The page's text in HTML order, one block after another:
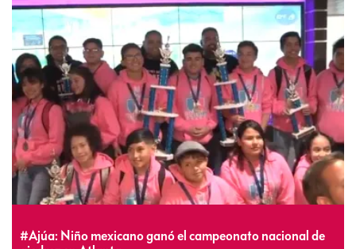
#Ajúa: Niño mexicano ganó el campeonato nacional de